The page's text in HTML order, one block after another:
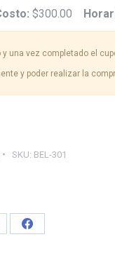
$300.00
una vez completado el
y poder realizar la
SKU: BEL-301
Share